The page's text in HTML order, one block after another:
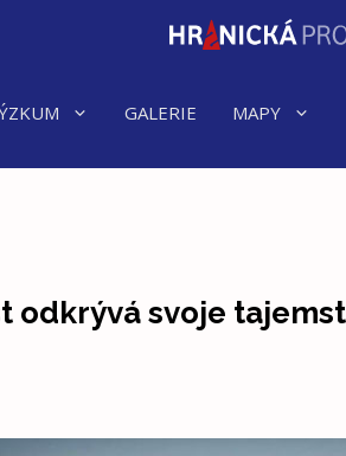
GALERIE MAPY
odkrývá svoje